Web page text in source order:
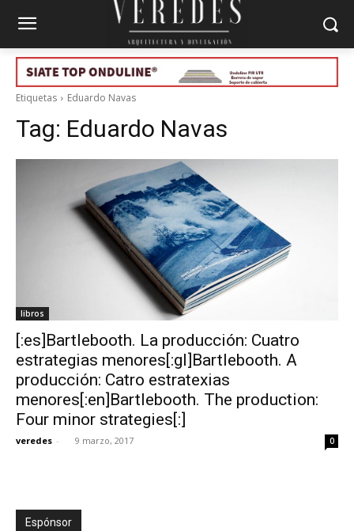
Etiquetas Eduardo Navas
Tag: Eduardo Navas
libros
[:es]Bartlebooth. La producción: Cuatro
estrategias menores[:gl]Bartlebooth. A
producción: Catro estratexias
menores[:en]Bartlebooth. The production:
Four minor strategies[:]
veredes - 9 marzo, 2017 0
Espónsor